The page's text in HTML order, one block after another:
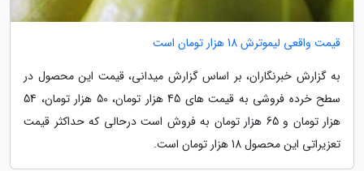
قیمت واقعی لیموترش 18 هزار تومان است
به گزارش خبرنگاران، بر اساس گزارش میدانی، قیمت این محصول در
سطح خرده فروشی به قیمت های 45 هزار تومان، 50 هزار تومان، 54
هزار تومان و 65 هزار تومان به فروش است درحالی که حداکثر قیمت
تعزیراتی این محصول 18 هزار تومان است.